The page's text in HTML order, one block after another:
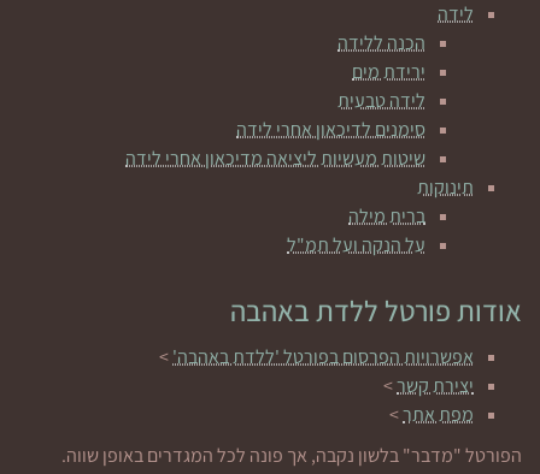
לידה
הכנה ללידה
ירידת מים
לידה טבעית
סימנים לדיכאון אחרי לידה
שיטות מעשיות ליציאה מדיכאון אחרי לידה
תינוקות
ברית מילה
על הנקה ועל תמ"ל
אודות פורטל ללדת באהבה
אפשרויות הפרסום בפורטל 'ללדת באהבה'>
יצירת קשר>
מפת אתר>
הפורטל "מדבר" בלשון נקבה, אך פונה לכל המגדרים באופן שווה.